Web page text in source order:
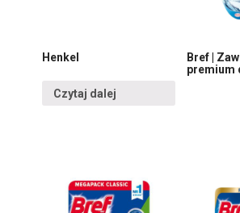
Henkel
Czytaj dalej
Bref |
premium